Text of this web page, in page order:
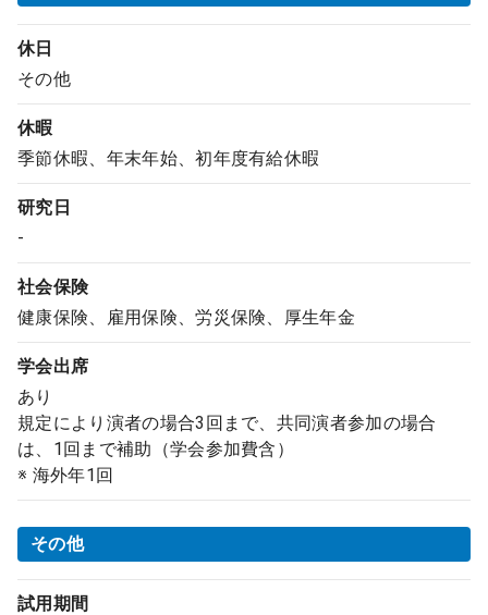
休日
その他
休暇
季節休暇、年末年始、初年度有給休暇
研究日
-
社会保険
健康保険、雇用保険、労災保険、厚生年金
学会出席
あり
規定により演者の場合3回まで、共同演者参加の場合
は、1回まで補助（学会参加費含）
※ 海外年1回
その他
試用期間